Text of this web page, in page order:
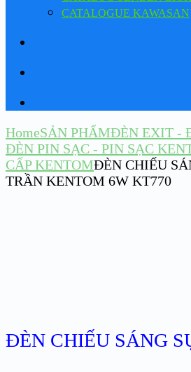
CATALOGUE KAWASAN
HomeSẢN PHẨMĐÈN EXIT -
ĐÈN PIN SẠC - PIN SẠC
CẤP KENTOMĐÈN CHIẾU
TRẦN KENTOM 6W KT770
ĐÈN CHIẾU SÁNG